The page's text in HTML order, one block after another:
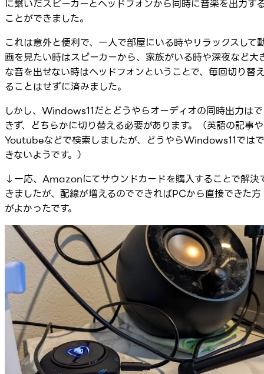
に繋いだスピーカーとヘッドフォンから同時に音楽を出力す
ことができました。
これは意外と便利で、一人で部屋にいる時やリラックスして
画を見たい時はスピーカーから、家族がいる時や深夜など大
な音を出せない時はヘッドフォンということで、毎回切り替
ることはせずに済みました。
しかし、Windows11だとどうやらオーディオの同時出力はで
きず、どちらかに切り替える必要があります。（英語の記事や
Youtubeなどで検索しましたが、どうやらWindows11ではで
きないようです。）
↓一応、Amazonにてサウンドカードを購入することで解決
きましたが、配線が増えるのでできればPCから直接できた方
がよかったです。